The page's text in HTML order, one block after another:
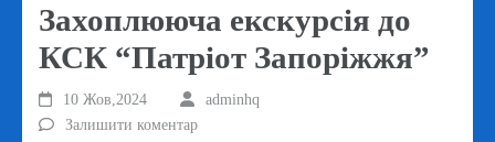
Захоплююча екскурсія до
КСК “Патріот Запоріжжя”
10 Жов,2024
adminhq
Залишити коментар